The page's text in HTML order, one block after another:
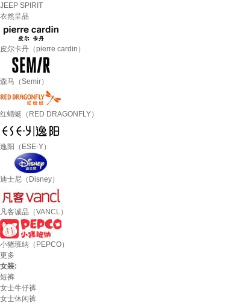
JEEP SPIRIT
衣然呈品
皮尔卡丹（pierre cardin）
森马（Semir）
红蜻蜓（RED DRAGONFLY）
逸阳（ESE-Y）
迪士尼（Disney）
凡客诚品（VANCL）
小猪班纳（PEPCO）
更多
女装:
短裤
女士牛仔裤
女士休闲裤